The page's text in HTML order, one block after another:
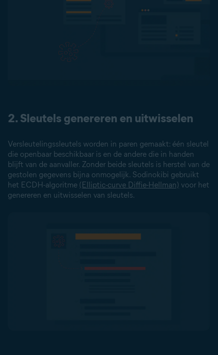
2. Sleutels genereren en uitwisselen
Versleutelingssleutels worden in paren gemaakt: één sleutel
die openbaar beschikbaar is en de andere die in handen
blijft van de aanvaller. Zonder beide sleutels is herstel van de
gestolen gegevens bijna onmogelijk. Sodinokibi gebruikt
het ECDH-algoritme (Elliptic-curve Diffie-Hellman) voor het
genereren en uitwisselen van sleutels.